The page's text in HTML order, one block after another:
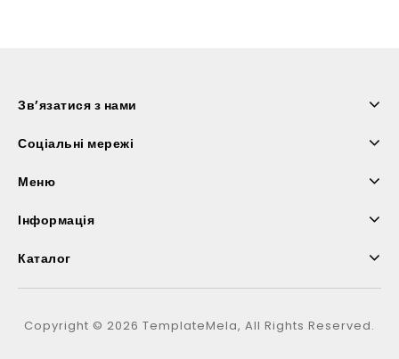
Зв’язатися з нами
Соціальні мережі
Меню
Інформація
Каталог
Copyright © 2026 TemplateMela, All Rights Reserved.